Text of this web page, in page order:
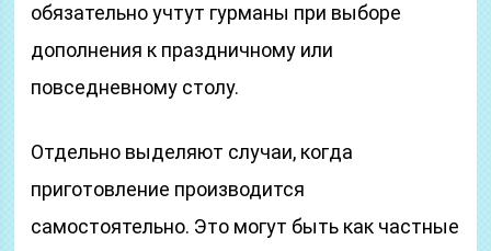
обязательно учтут гурманы при выборе
дополнения к праздничному или
повседневному столу.
Отдельно выделяют случаи, когда
приготовление производится
самостоятельно. Это могут быть как частные